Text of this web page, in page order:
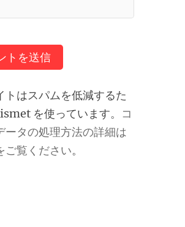
トはスパムを低減するた
を使っています。 コ
ータの処理方法の詳細は
ご覧ください。